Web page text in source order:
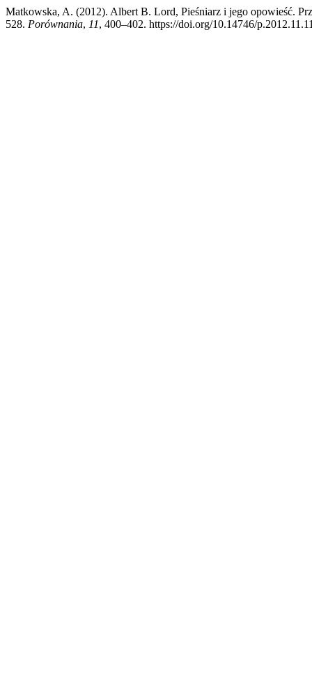
Matkowska, A. (2012). Albert B. Lord, Pieśniarz i jego opowieść.
528. Porównania, 11, 400–402. https://doi.org/10.14746/